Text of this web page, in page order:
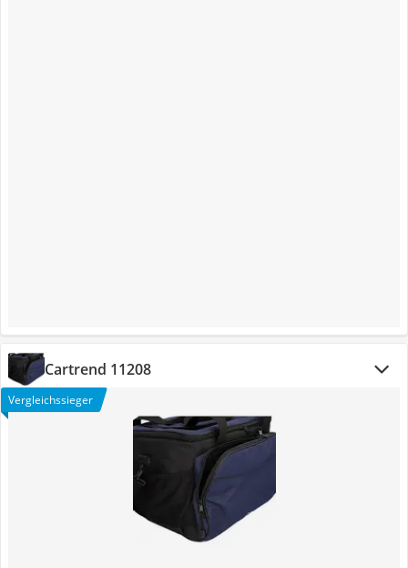
Cartrend 11208
Vergleichssieger